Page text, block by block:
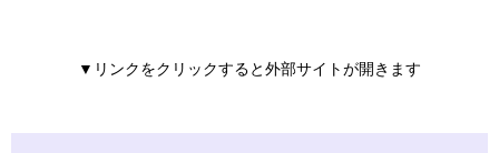
▼リンクをクリックすると外部サイトが開きます